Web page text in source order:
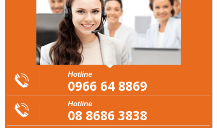
Hotline
0966 64 8869
Hotline
08 8686 3838